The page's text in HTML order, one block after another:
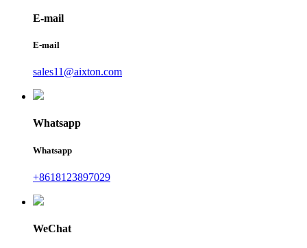
E-mail
E-mail
sales11@aixton.com
Whatsapp
Whatsapp
+8618123897029
WeChat